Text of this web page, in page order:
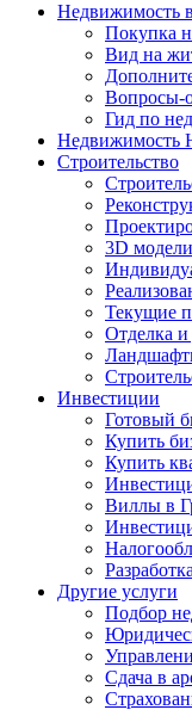
Недвижимость
Покупка
Вид на
Вопросы-
Гид по
Недвижимость
Строительство
3D
Текущие
Отделка и
Инвестиции
Готовый
Купить
Купить
Виллы в
Другие услуги
Подбор
Сдача в